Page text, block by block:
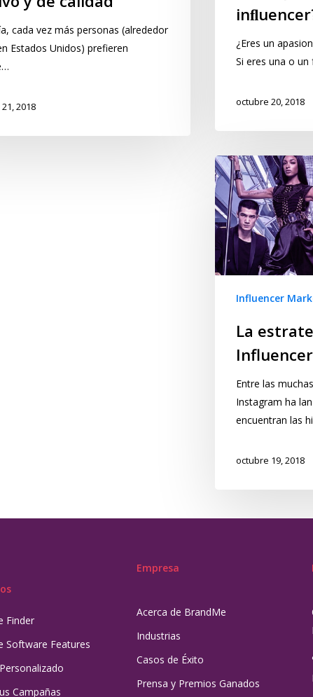
cada vez más personas (alrededor
Estados Unidos) prefieren
2018
¿Eres un
Si eres una o
octubre 20, 2018
Influencer
La
Entre las
Instagram ha
encuentran las
octubre 19, 2018
Finder
Software Features
Campañas
Empresa
Acerca de BrandMe
Industrias
Casos de Éxito
Prensa y Premios Ganados